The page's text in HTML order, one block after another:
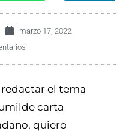
marzo 17, 2022
el tema
carta
quiero